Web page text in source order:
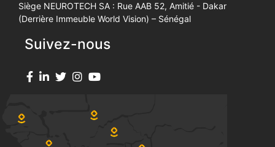
Siège NEUROTECH SA : Rue AAB 52, Amitié - Dakar
(Derrière Immeuble World Vision) – Sénégal
Suivez-nous